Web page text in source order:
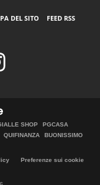
DEL SITO
FEED RSS
SHOP
PGCASA
QUIFINANZA
BUONISSIMO
Preferenze sui cookie